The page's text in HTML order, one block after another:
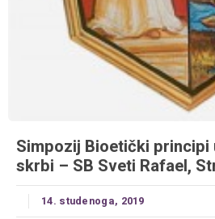
Simpozij Bioetički principi
skrbi – SB Sveti Rafael,
14. studenoga, 2019